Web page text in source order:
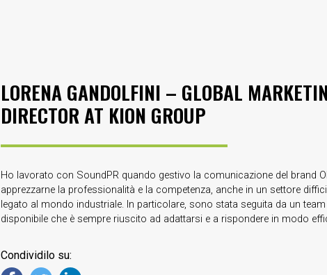
LORENA GANDOLFINI – GLOBAL
DIRECTOR AT KION GROUP
Ho lavorato con SoundPR quando gestivo la comunicazione del brand
apprezzarne la professionalità e la competenza, anche in un settore
legato al mondo industriale. In particolare, sono stata seguita da un
disponibile che è sempre riuscito ad adattarsi e a rispondere in modo
Condividilo su: